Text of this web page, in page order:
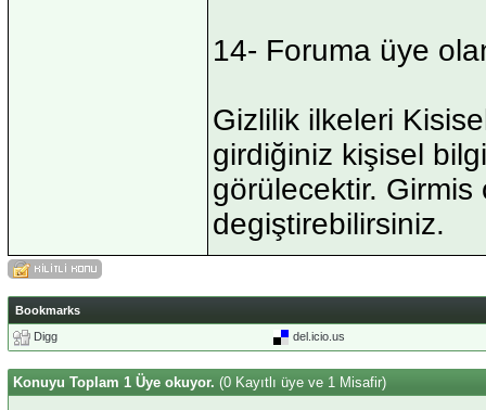
14- Foruma üye
Gizlilik ilkeleri
girdiğiniz kişisel
görülecektir.
degiştirebilirsiniz.
Bookmarks
Digg
del.icio.us
Konuyu Toplam 1 Üye okuyor. (0 Kayıtlı üye ve 1 Misafir)